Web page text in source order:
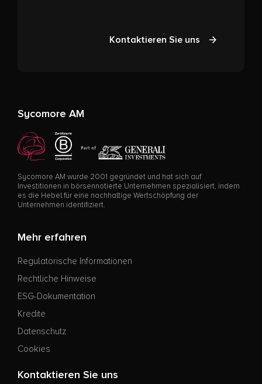
Kontaktieren Sie uns
Sycomore AM
Sycomore AM wurde 2001 gegründet und hat sich auf
Investitionen in börsennotierte Unternehmen spezialisiert, indem
es die Hebel für eine nachhaltige Wertschöpfung der
Unternehmen identifiziert.
Mehr erfahren
Regulatorische Informationen
Rechtliche Hinweise
ESG-Dokumentation
Kredite
Datenschutz
Cookies
Kontaktieren Sie uns